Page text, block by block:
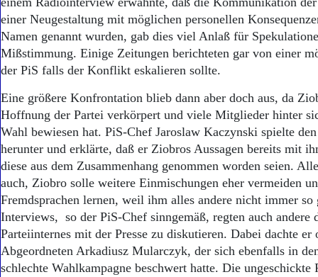
einer Neugestaltung mit möglichen personellen
Namen genannt wurden, gab dies viel Anlaß für
Mißstimmung. Einige Zeitungen berichteten gar von einer
der PiS falls der Konflikt eskalieren sollte.
Eine größere Konfrontation blieb dann aber doch aus, da
Hoffnung der Partei verkörpert und viele Mitglieder hinter
Wahl bewiesen hat. PiS-Chef Jaroslaw Kaczynski spielte
herunter und erklärte, daß er Ziobros Aussagen bereits mit
diese aus dem Zusammenhang genommen worden seien.
auch, Ziobro solle weitere Einmischungen eher vermeiden
Fremdsprachen lernen, weil ihm alles andere nicht immer
Interviews, so der PiS-Chef sinngemäß, regten auch andere
Parteiinternes mit der Presse zu diskutieren. Dabei dachte er
Abgeordneten Arkadiusz Mularczyk, der sich ebenfalls in
schlechte Wahlkampagne beschwert hatte. Die ungeschickte